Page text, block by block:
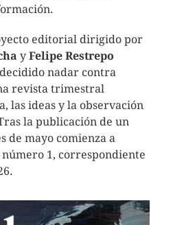
editorial dirigido por
y Felipe Restrepo
nadar contra
revista trimestral
las ideas y la observación
la publicación de un
de mayo comienza a
1, correspondiente